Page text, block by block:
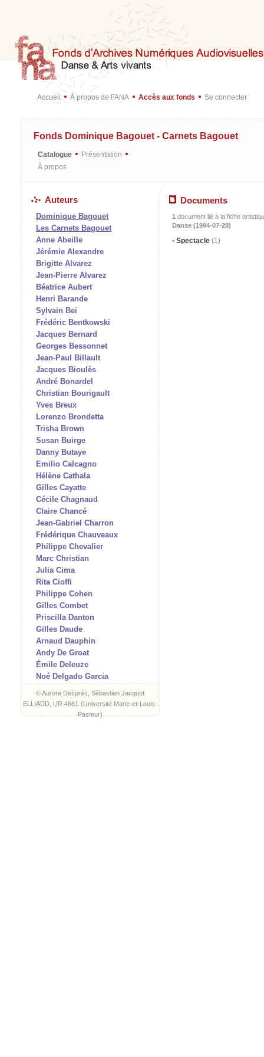
Accueil • À propos de FANA • Accès aux fonds • Se connecter
Fonds Dominique Bagouet - Carnets Bagouet
Catalogue • Présentation •
À propos
Auteurs
Dominique Bagouet
Les Carnets Bagouet
Anne Abeille
Jérémie Alexandre
Brigitte Alvarez
Jean-Pierre Alvarez
Béatrice Aubert
Henri Barande
Sylvain Bei
Frédéric Bentkowski
Jacques Bernard
Georges Bessonnet
Jean-Paul Billault
Jacques Bioulès
André Bonardel
Christian Bourigault
Yves Breux
Lorenzo Brondetta
Trisha Brown
Susan Buirge
Danny Butaye
Emilio Calcagno
Hélène Cathala
Gilles Cayatte
Cécile Chagnaud
Claire Chancé
Jean-Gabriel Charron
Frédérique Chauveaux
Philippe Chevalier
Marc Christian
Julia Cima
Rita Cioffi
Philippe Cohen
Gilles Combet
Priscilla Danton
Gilles Daude
Arnaud Dauphin
Andy De Groat
Émile Deleuze
Noé Delgado Garcia
Arnaud Des Pallières
Aurore Després
Jean-Charles Di Zazzo
© Aurore Després, Sébastien Jacquot
ELLIADD, UR 4661 (Université Marie-et-Louis-
Pasteur)
Documents
1 document lié à la fiche
Danse (1994-07-28)
Spectacle (1)